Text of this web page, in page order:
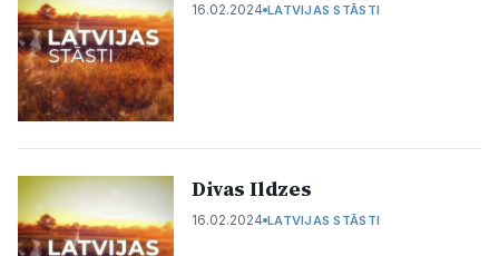
16.02.2024 LATVIJAS STĀSTI
Divas Ildzes
16.02.2024 LATVIJAS STĀSTI